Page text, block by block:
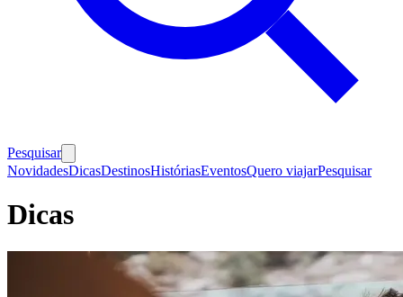
Pesquisar
NovidadesDicasDestinosHistóriasEventosQuero viajarPesquisar
Dicas